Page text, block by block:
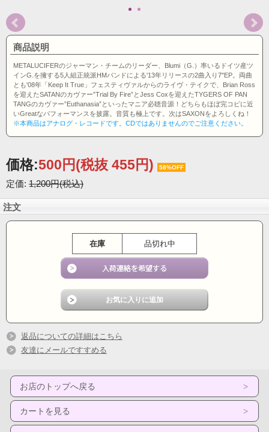
商品説明
METALUCIFERのジャーマン・チームのリーダー、Blumi（G.）率いるドイツ産ツ
インG.を擁する5人組正統派HMバンドによる'13年リリースの2曲入り7"EP。両曲
とも'08年「Keep It True」フェスティヴァルからのライヴ・テイクで、Brian Ross
を迎えたSATANのカヴァー”Trial By Fire”とJess Coxを迎えたTYGERS OF PAN
TANGのカヴァー”Euthanasia”といったマニア必聴音源！どちらもほぼ完コピに近
いGreatなパフォーマンスを披露。音質も極上です。次はSAXONをよろしくね！
※本商品はアナログ・レコードです。CDではありませんのでご注意ください。
価格:500円(税抜 455円) 58%OFF
定価: 1,200円(税込)
注文
在庫 品切れ中
返品についての詳細はこちら
友達にメールですすめる
お店のトップへ戻る
カートを見る